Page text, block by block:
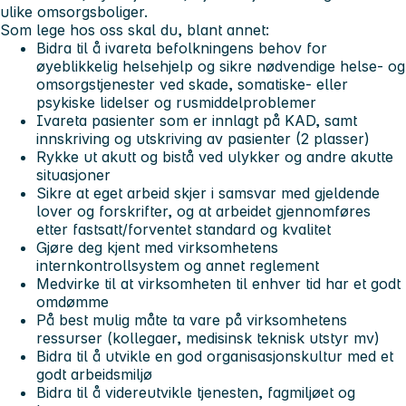
ulike omsorgsboliger.
Som lege hos oss skal du, blant annet:
Bidra til å ivareta befolkningens behov for
øyeblikkelig helsehjelp og sikre nødvendige helse- og
omsorgstjenester ved skade, somatiske- eller
psykiske lidelser og rusmiddelproblemer
Ivareta pasienter som er innlagt på KAD, samt
innskriving og utskriving av pasienter (2 plasser)
Rykke ut akutt og bistå ved ulykker og andre akutte
situasjoner
Sikre at eget arbeid skjer i samsvar med gjeldende
lover og forskrifter, og at arbeidet gjennomføres
etter fastsatt/forventet standard og kvalitet
Gjøre deg kjent med virksomhetens
internkontrollsystem og annet reglement
Medvirke til at virksomheten til enhver tid har et godt
omdømme
På best mulig måte ta vare på virksomhetens
ressurser (kollegaer, medisinsk teknisk utstyr mv)
Bidra til å utvikle en god organisasjonskultur med et
godt arbeidsmiljø
Bidra til å videreutvikle tjenesten, fagmiljøet og